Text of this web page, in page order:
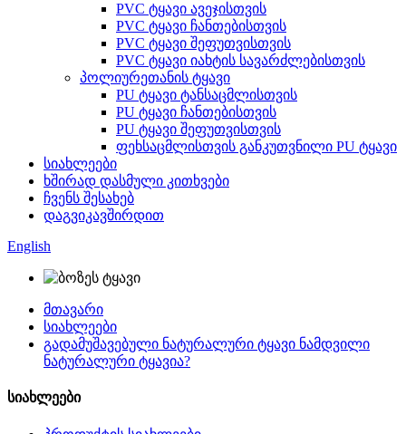
PVC ტყავი ავეჯისთვის
PVC ტყავი ჩანთებისთვის
PVC ტყავი შეფუთვისთვის
PVC ტყავი იახტის სავარძლებისთვის
პოლიურეთანის ტყავი
PU ტყავი ტანსაცმლისთვის
PU ტყავი ჩანთებისთვის
PU ტყავი შეფუთვისთვის
ფეხსაცმლისთვის განკუთვნილი PU ტყავი
სიახლეები
ხშირად დასმული კითხვები
ჩვენს შესახებ
დაგვიკავშირდით
English
მთავარი
სიახლეები
გადამუშავებული ნატურალური ტყავი ნამდვილი
ნატურალური ტყავია?
სიახლეები